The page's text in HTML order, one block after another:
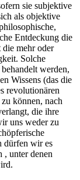
sie subjektive
als objektive
Entdeckung die
die mehr oder
Solche
werden,
Wissens (das die
revolutionären
können, nach
die ihre
uns weder zu
dürfen wir es
, unter denen